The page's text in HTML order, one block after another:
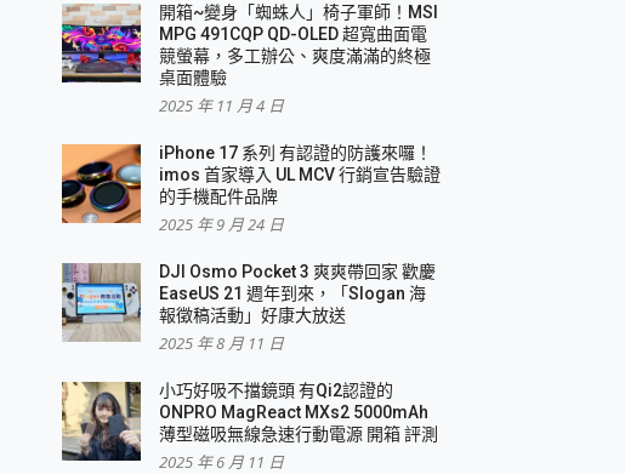
開箱~變身「蜘蛛人」椅子軍師！MSI
MPG 491CQP QD-OLED 超寬曲面電
競螢幕，多工辦公、爽度滿滿的終極
桌面體驗
2025 年 11 月 4 日
iPhone 17 系列 有認證的防護來囉！
imos 首家導入 UL MCV 行銷宣告驗證
的手機配件品牌
2025 年 9 月 24 日
DJI Osmo Pocket 3 爽爽帶回家 歡慶
EaseUS 21 週年到來，「Slogan 海
報徵稿活動」好康大放送
2025 年 8 月 11 日
小巧好吸不擋鏡頭 有Qi2認證的
ONPRO MagReact MXs2 5000mAh
薄型磁吸無線急速行動電源 開箱 評測
2025 年 6 月 11 日